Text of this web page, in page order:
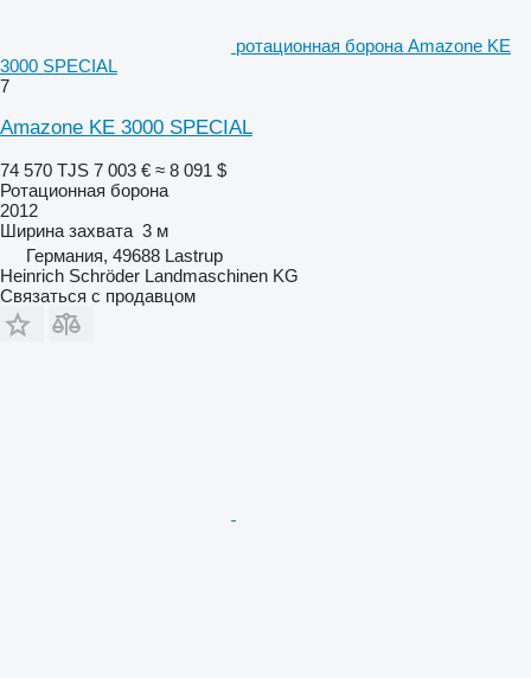
ротационная борона Amazone KE
3000 SPECIAL
7
Amazone KE 3000 SPECIAL
74 570 TJS 7 003 € ≈ 8 091 $
Ротационная борона
2012
Ширина захвата 3 м
Германия, 49688 Lastrup
Heinrich Schröder Landmaschinen KG
Связаться с продавцом